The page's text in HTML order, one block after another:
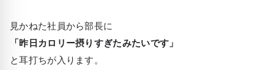
見かねた社員から部長に
「昨日カロリー摂りすぎたみたいです」
と耳打ちが入ります。